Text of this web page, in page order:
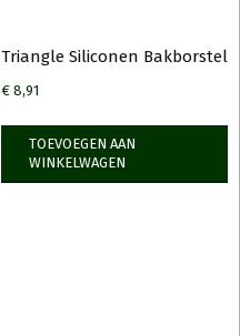
Triangle Siliconen Bakborstel
€8,91
TOEVOEGEN AAN
WINKELWAGEN